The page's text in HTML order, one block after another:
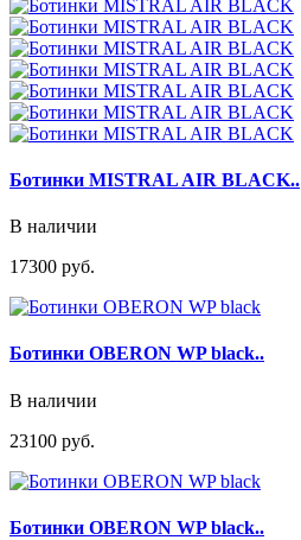
Ботинки MISTRAL AIR BLACK..
В наличии
17300 руб.
Ботинки OBERON WP black..
В наличии
23100 руб.
Ботинки OBERON WP black..